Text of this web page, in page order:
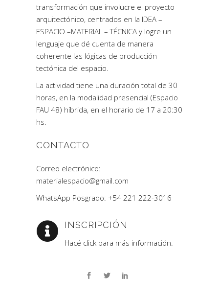
transformación que involucre el proyecto
arquitectónico, centrados en la IDEA –
ESPACIO –MATERIAL – TÉCNICA y logre un
lenguaje que dé cuenta de manera
coherente las lógicas de producción
tectónica del espacio.
La actividad tiene una duración total de 30
horas, en la modalidad presencial (Espacio
FAU 48) híbrida, en el horario de 17 a 20:30
hs.
CONTACTO
Correo electrónico:
materialespacio@gmail.com
WhatsApp Posgrado: +54 221 222-3016
INSCRIPCIÓN
Hacé click para más información.